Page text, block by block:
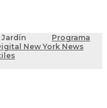
Jardín
Programa
New York News